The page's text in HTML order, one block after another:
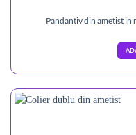
Pandantiv din ametist in